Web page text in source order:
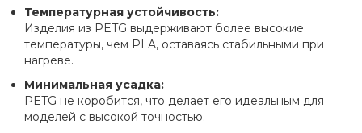
Температурная устойчивость:
Изделия из PETG выдерживают более высокие
температуры, чем PLA, оставаясь стабильными при
нагреве.
Минимальная усадка:
PETG не коробится, что делает его идеальным для
моделей с высокой точностью.